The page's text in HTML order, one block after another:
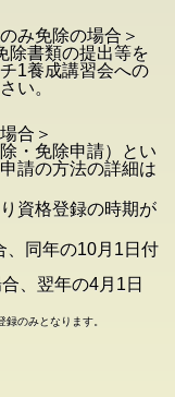
み免除の場合＞
除書類の提出等を
1養成講習会への
い。
合＞
・免除申請）とい
請の方法の詳細は
資格登録の時期が
同年の10月1日付
、翌年の4月1日
のみとなります。